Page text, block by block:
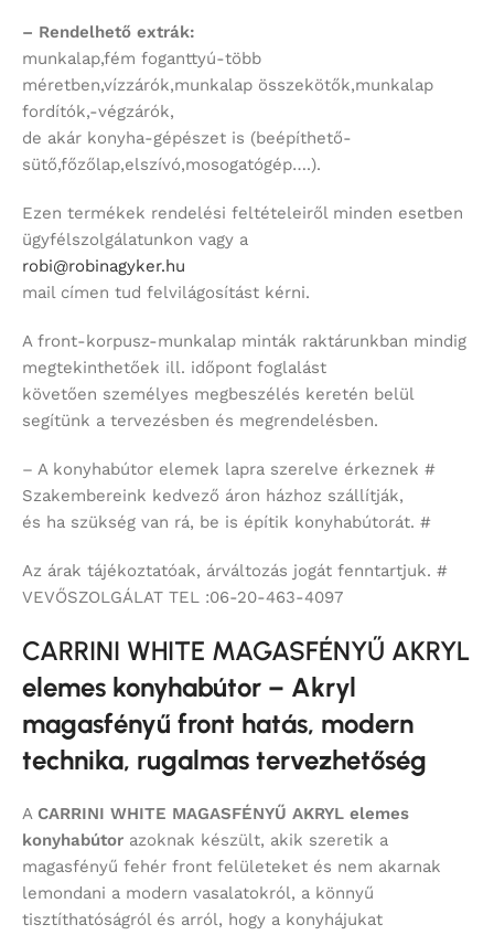
– Rendelhető extrák:
munkalap,fém foganttyú-több
méretben,vízzárók,munkalap összekötők,munkalap
fordítók,-végzárók,
de akár konyha-gépészet is (beépíthető-
sütő,főzőlap,elszívó,mosogatógép….).
Ezen termékek rendelési feltételeiről minden esetben
ügyfélszolgálatunkon vagy a
robi@robinagyker.hu
mail címen tud felvilágosítást kérni.
A front-korpusz-munkalap minták raktárunkban mindig
megtekinthetőek ill. időpont foglalást
követően személyes megbeszélés keretén belül
segítünk a tervezésben és megrendelésben.
– A konyhabútor elemek lapra szerelve érkeznek #
Szakembereink kedvező áron házhoz szállítják,
és ha szükség van rá, be is építik konyhabútorát. #
Az árak tájékoztatóak, árváltozás jogát fenntartjuk. #
VEVŐSZOLGÁLAT TEL :06-20-463-4097
CARRINI WHITE MAGASFÉNYŰ AKRYL
elemes konyhabútor – Akryl
magasfényű front hatás, modern
technika, rugalmas tervezhetőség
A CARRINI WHITE MAGASFÉNYŰ AKRYL elemes
konyhabútor azoknak készült, akik szeretik a
magasfényű fehér front felületeket és nem akarnak
lemondani a modern vasalatokról, a könnyű
tisztíthatóságról és arról, hogy a konyhájukat